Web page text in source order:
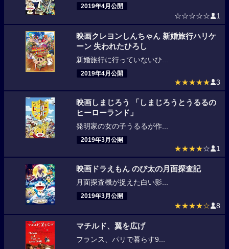
2019年4月公開
☆☆☆☆☆ 1
映画クレヨンしんちゃん 新婚旅行ハリケ
ーン 失われたひろし
新婚旅行に行っていないひ...
2019年4月公開
★★★★★ 3
映画しまじろう 「しまじろうとうるるの
ヒーローランド」
発明家の女の子うるるが作...
2019年3月公開
★★★★☆ 1
映画ドラえもん のび太の月面探査記
月面探査機が捉えた白い影...
2019年3月公開
★★★★☆ 8
マチルド、翼を広げ
フランス、パリで暮らす9...